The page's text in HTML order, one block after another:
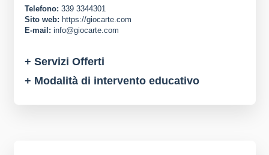
Telefono: 339 3344301
Sito web: https://giocarte.com
E-mail: info@giocarte.com
+ Servizi Offerti
+ Modalità di intervento educativo